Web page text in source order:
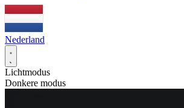
Nederland
Lichtmodus
Donkere modus